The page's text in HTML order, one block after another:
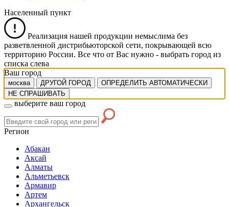
Населенный пункт
Реализация нашей продукции немыслима без
разветвленной дистрибьюторской сети, покрывающей всю
территорию России. Все что от Вас нужно - выбрать город из
списка слева
Ваш город
москва ДРУГОЙ ГОРОД
ОПРЕДЕЛИТЬ АВТОМАТИЧЕСКИ
НЕ СПРАШИВАТЬ
выберите ваш город
Регион
Абакан
Аксай
Алматы
Альметьевск
Армавир
Артем
Архангельск